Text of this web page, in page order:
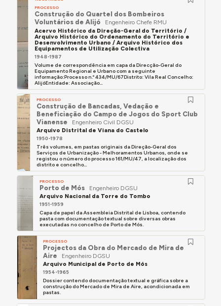
- Estudos de Fundações (Laboratório Nacional de
Engenharia Civil);
- Elaboração do Regulamento dos Cemitérios;
- Comissão Reorganizadora da Indústria do Abate
(matadouros).
Em 17 de agosto de 1963 foi nomeado Chefe de
Repartição de Melhoramentos Urbanos (da DGSU).
Em 24 de janeiro de 1980 foi nomeado, em
comissão de serviço, Chefe de Divisão de
Planeamento e Controle da Direcção Geral do
Equipamento Regional e Urbano.
Em 8 de julho de 1986 foi nomeado, em comissão
de serviço, Diretor dos Serviços de Equipamento
da Direcção Geral do Ordenamento do Território.
Elaborou ou colaborou em mais de uma centena de
projetos de estabilidade de estruturas de
edificações, incluindo o Matadouro Municipal de
Lisboa, um hotel e vários edifícios de habitação de
grande porte. Entre os últimos destacam-se vários
localizados na Av. dos Estados Unidos da América,
em Lisboa, no troço entre as avenidas de Roma e
Gago Coutinho, junto a Entrecampos e no
cruzamento com a Avenida de Roma (prédios do
'Vavá' e do 'Café Luanda') bem como outros em
Lisboa.
PROCESSO
Construção do Quartel dos Bombeiros
Voluntários de Alijó
Engenheiro Chefe RMU
Acervo Histórico da Direção-Geral do Território /
Arquivo Histórico do Ordenamento do Território e
Desenvolvimento Urbano / Arquivo Histórico dos
Equipamentos de Utilização Colectiva
1948-1987
Volume de correspondência em capa da Direcção-Geral do
Equipamento Regional e Urbano com a seguinte
informação:Processo n.º 434/MU/67Distrito: Vila Real Concelho:
AlijóEntidade: Associação...
PROCESSO
Construção de Bancadas, Vedação e
Beneficiação do Campo de Jogos do Sport Club
Vianense
Engenheiro Civil DGSU
Arquivo Distrital de Viana do Castelo
1950-1978
Três volumes, em pastas originais da Direção-Geral dos
Serviços de Urbanização - Melhoramentos Urbanos, onde se
registou o número do processo 161/MU/47, a localização dos
distrito e concelho...
PROCESSO
Porto de Mós
Engenheiro DGSU
Arquivo Nacional da Torre do Tombo
1951-1959
Capa de papel da Assembleia Distrital de Lisboa, contendo
pasta com documentação textual sobre diversas obras
executadas no concelho de Porto de Mós.
PROCESSO
Projectos da Obra do Mercado de Mira de
Aire
Engenheiro DGSU
Arquivo Municipal de Porto de Mós
1954-1965
Dossier contendo documentação textual e gráfica sobre a
construção do Mercado de Mira de Aire, acondicionada em
pastas.